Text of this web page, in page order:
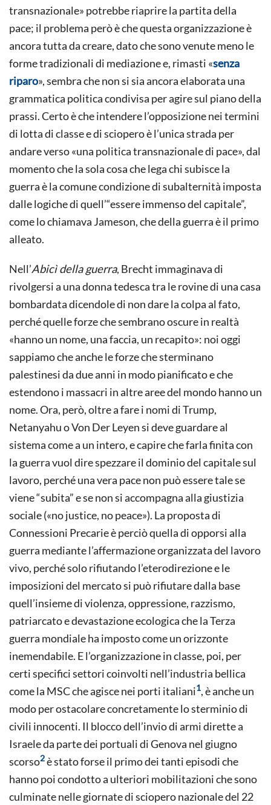
transnazionale» potrebbe riaprire la partita della
pace; il problema però è che questa organizzazione è
ancora tutta da creare, dato che sono venute meno le
forme tradizionali di mediazione e, rimasti «senza
riparo», sembra che non si sia ancora elaborata una
grammatica politica condivisa per agire sul piano della
prassi. Certo è che intendere l’opposizione nei termini
di lotta di classe e di sciopero è l’unica strada per
andare verso «una politica transnazionale di pace», dal
momento che la sola cosa che lega chi subisce la
guerra è la comune condizione di subalternità imposta
dalle logiche di quell’“essere immenso del capitale”,
come lo chiamava Jameson, che della guerra è il primo
alleato.
Nell’Abicì della guerra, Brecht immaginava di
rivolgersi a una donna tedesca tra le rovine di una casa
bombardata dicendole di non dare la colpa al fato,
perché quelle forze che sembrano oscure in realtà
«hanno un nome, una faccia, un recapito»: noi oggi
sappiamo che anche le forze che sterminano
palestinesi da due anni in modo pianificato e che
estendono i massacri in altre aree del mondo hanno un
nome. Ora, però, oltre a fare i nomi di Trump,
Netanyahu o Von Der Leyen si deve guardare al
sistema come a un intero, e capire che farla finita con
la guerra vuol dire spezzare il dominio del capitale sul
lavoro, perché una vera pace non può essere tale se
viene “subita” e se non si accompagna alla giustizia
sociale («no justice, no peace»). La proposta di
Connessioni Precarie è perciò quella di opporsi alla
guerra mediante l’affermazione organizzata del lavoro
vivo, perché solo rifiutando l’eterodirezione e le
imposizioni del mercato si può rifiutare dalla base
quell’insieme di violenza, oppressione, razzismo,
patriarcato e devastazione ecologica che la Terza
guerra mondiale ha imposto come un orizzonte
inemendabile. E l’organizzazione in classe, poi, per
certi specifici settori coinvolti nell’industria bellica
come la MSC che agisce nei porti italiani1, è anche un
modo per ostacolare concretamente lo sterminio di
civili innocenti. Il blocco dell’invio di armi dirette a
Israele da parte dei portuali di Genova nel giugno
scorso2è stato forse il primo dei tanti episodi che
hanno poi condotto a ulteriori mobilitazioni che sono
culminate nelle giornate di sciopero nazionale del 22